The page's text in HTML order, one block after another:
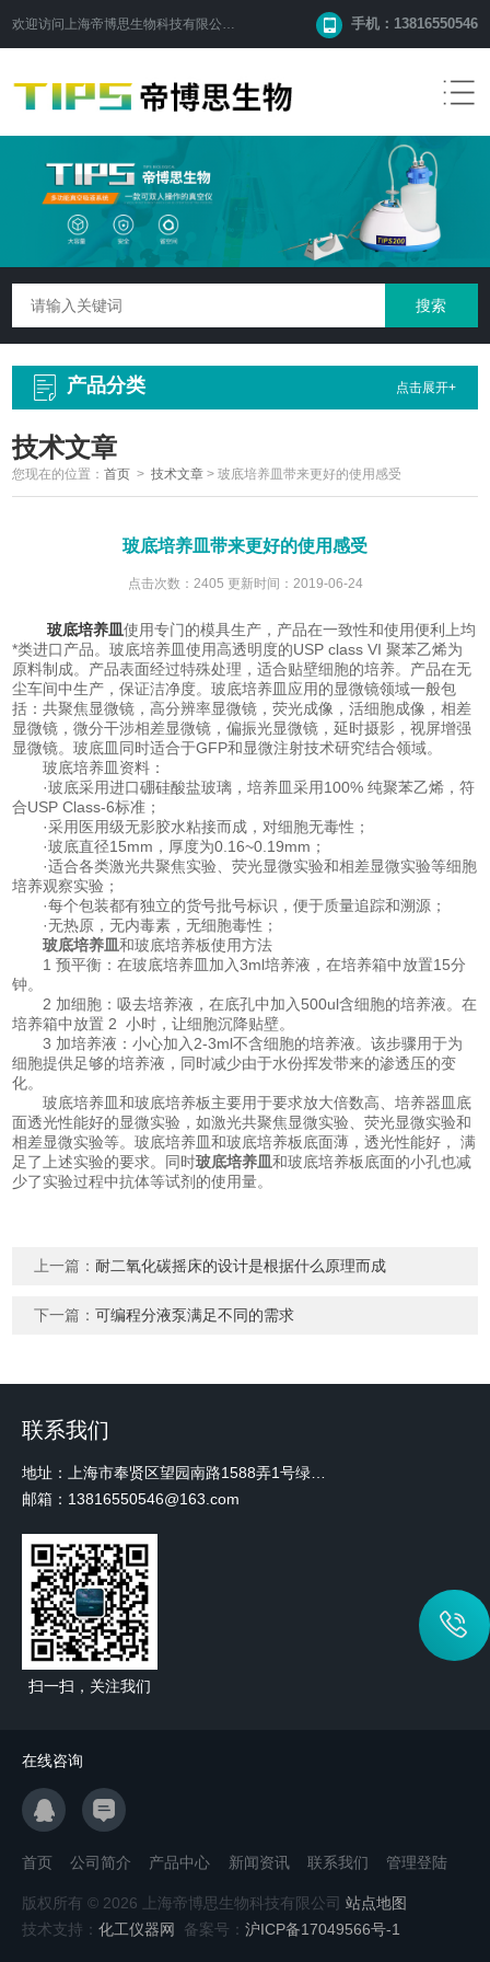
欢迎访问 上海帝博思生物科技有限公司 手机：13816550546
产品分类 点击展开+
技术文章
您现在的位置：首页 >技术文章 >玻底培养皿带来更好的使用感受
玻底培养皿带来更好的使用感受
点击次数：2405 更新时间：2019-06-24
玻底培养皿使用专门的模具生产，产品在一致性和使用便利上均
*类进口产品。玻底培养皿使用高透明度的USP class VI 聚苯乙烯为
原料制成。产品表面经过特殊处理，适合贴壁细胞的培养。产品在无
尘车间中生产，保证洁净度。玻底培养皿应用的显微镜领域一般包
括：共聚焦显微镜，高分辨率显微镜，荧光成像，活细胞成像，相差
显微镜，微分干涉相差显微镜，偏振光显微镜，延时摄影，视屏增强
显微镜。玻底皿同时适合于GFP和显微注射技术研究结合领域。
玻底培养皿资料：
·玻底采用进口硼硅酸盐玻璃，培养皿采用100% 纯聚苯乙烯，符
合USP Class-6标准；
·采用医用级无影胶水粘接而成，对细胞无毒性；
·玻底直径15mm，厚度为0.16~0.19mm；
·适合各类激光共聚焦实验、荧光显微实验和相差显微实验等细胞
培养观察实验；
·每个包装都有独立的货号批号标识，便于质量追踪和溯源；
·无热原，无内毒素，无细胞毒性；
玻底培养皿和玻底培养板使用方法
1 预平衡：在玻底培养皿加入3ml培养液，在培养箱中放置15分
钟。
2 加细胞：吸去培养液，在底孔中加入500ul含细胞的培养液。在
培养箱中放置 2 小时，让细胞沉降贴壁。
3 加培养液：小心加入2-3ml不含细胞的培养液。该步骤用于为
细胞提供足够的培养液，同时减少由于水份挥发带来的渗透压的变
化。
玻底培养皿和玻底培养板主要用于要求放大倍数高、培养器皿底
面透光性能好的显微实验，如激光共聚焦显微实验、荧光显微实验和
相差显微实验等。玻底培养皿和玻底培养板底面薄，透光性能好， 满
足了上述实验的要求。同时玻底培养皿和玻底培养板底面的小孔也减
少了实验过程中抗体等试剂的使用量。
上一篇：耐二氧化碳摇床的设计是根据什么原理而成
下一篇：可编程分液泵满足不同的需求
联系我们
邮箱：13816550546@163.com
扫一扫，关注我们
在线咨询
首页 公司简介 产品中心 新闻资讯 联系我们 管理登陆
版权所有 © 2026 上海帝博思生物科技有限公司 站点地图
技术支持： 化工仪器网 备案号： 沪ICP备17049566号-1